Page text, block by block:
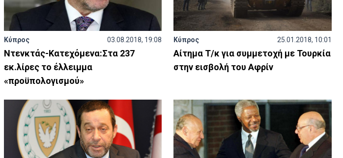
Κύπρος 03.08.2018, 19:08
Ντενκτάς-Κατεχόμενα:Στα 237
εκ.λίρες το έλλειμμα
«προϋπολογισμού»
Κύπρος 25.01.2018, 10:01
Αίτημα Τ/κ για συμμετοχή με Τουρκία
στην εισβολή του Αφρίν